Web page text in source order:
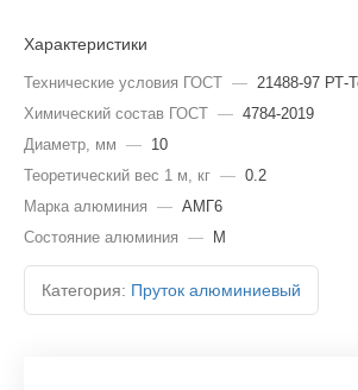
Характеристики
Технические условия ГОСТ — 21488-97 РТ-
Химический состав ГОСТ — 4784-2019
Диаметр, мм — 10
Теоретический вес 1 м, кг — 0.2
Марка алюминия — АМГ6
Состояние алюминия — М
Категория: Пруток алюминиевый